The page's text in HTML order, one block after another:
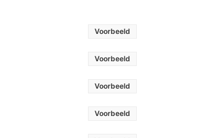
Voorbeeld
Voorbeeld
Voorbeeld
Voorbeeld